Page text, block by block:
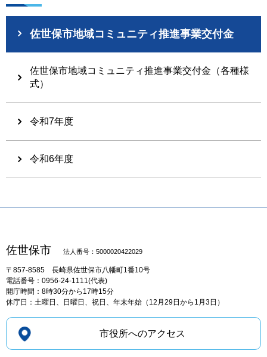
佐世保市地域コミュニティ推進事業交付金
佐世保市地域コミュニティ推進事業交付金（各種様
式）
令和7年度
令和6年度
佐世保市 法人番号：5000020422029
〒857-8585 長崎県佐世保市八幡町1番10号
電話番号：0956-24-1111(代表)
開庁時間：8時30分から17時15分
休庁日：土曜日、日曜日、祝日、年末年始（12月29日から1月3日）
市役所へのアクセス